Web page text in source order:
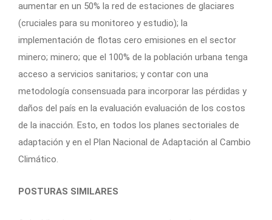
aumentar en un 50% la red de estaciones de glaciares
(cruciales para su monitoreo y estudio); la
implementación de flotas cero emisiones en el sector
minero; minero; que el 100% de la población urbana tenga
acceso a servicios sanitarios; y contar con una
metodología consensuada para incorporar las pérdidas y
daños del país en la evaluación evaluación de los costos
de la inacción. Esto, en todos los planes sectoriales de
adaptación y en el Plan Nacional de Adaptación al Cambio
Climático.
POSTURAS SIMILARES